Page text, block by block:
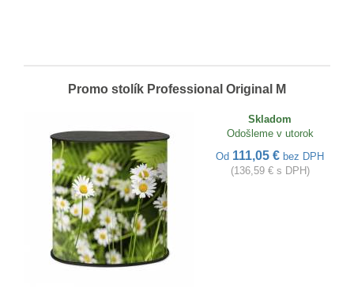
Promo stolík Professional Original M
Skladom
Odošleme v utorok
Od 111,05 € bez DPH
(136,59 € s DPH)